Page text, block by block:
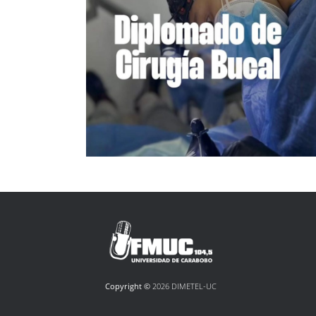
Copyright ©2026 DIMETEL-UC